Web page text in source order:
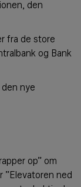
den
fra de store
og Bank
den nye
op” om
”Elevatoren ned